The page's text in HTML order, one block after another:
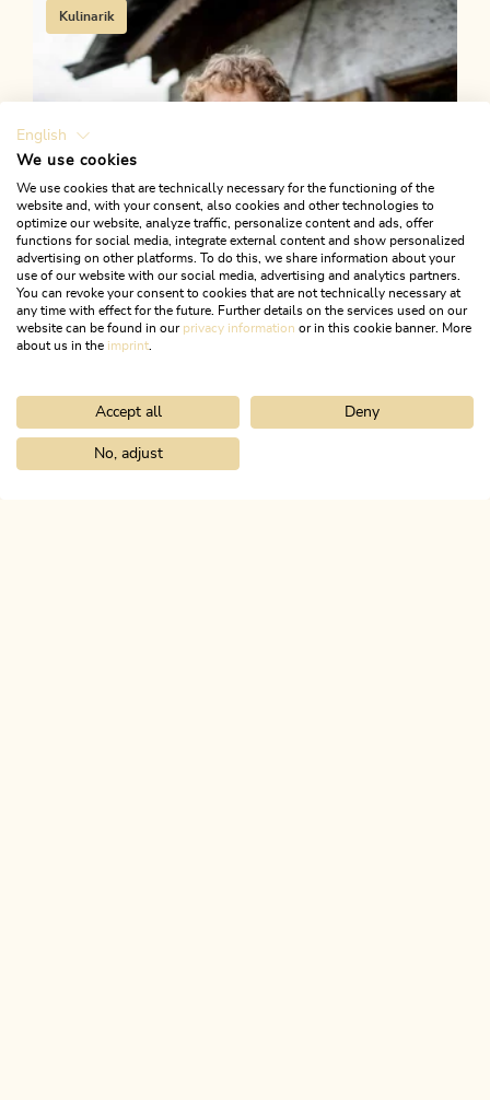
Kulinarik
23. September 2022
Käsegenuss auf hohem
Thomas Bertagnolli und die Welt der alten Bauernhöfe
English
We use cookies
We use cookies that are technically necessary for the functioning of the
website and, with your consent, also cookies and other technologies to
optimize our website, analyze traffic, personalize content and ads, offer
functions for social media, integrate external content and show personalized
advertising on other platforms. To do this, we share information about your
use of our website with our social media, advertising and analytics partners.
You can revoke your consent to cookies that are not technically necessary at
any time with effect for the future. Further details on the services used on our
website can be found in our privacy information or in this cookie banner. More
about us in the imprint
Accept all Deny
No, adjust